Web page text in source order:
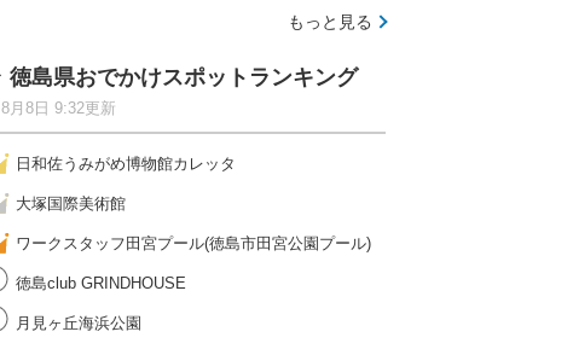
もっと見る
徳島県おでかけスポットランキング
8月8日 9:32更新
日和佐うみがめ博物館カレッタ
大塚国際美術館
ワークスタッフ田宮プール(徳島市田宮公園プール)
徳島club GRINDHOUSE
月見ヶ丘海浜公園